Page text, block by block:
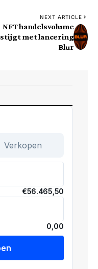
NEXT ARTICLE
NFT handelsvolume
stijgt met lancering
Blur